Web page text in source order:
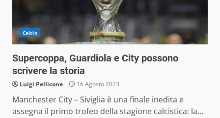
Calcio
Supercoppa, Guardiola e City possono
scrivere la storia
Luigi Pellicone 16 Agosto 2023
Manchester City – Siviglia è una finale inedita e
assegna il primo trofeo della stagione calcistica: la...